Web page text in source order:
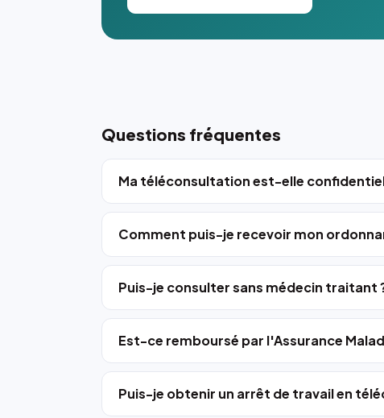
Questions fréquentes
Ma téléconsultation est-elle
Comment puis-je recevoir mon
Puis-je consulter sans médecin traitant
Est-ce remboursé par l'Assurance
Puis-je obtenir un arrêt de travail en